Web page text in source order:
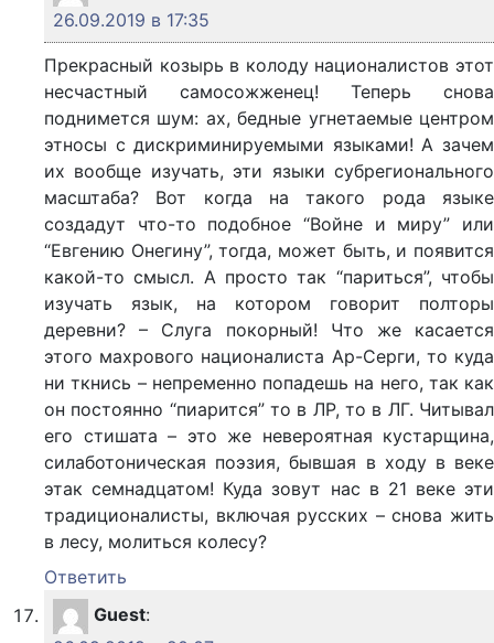
26.09.2019 в 17:35
Прекрасный козырь в колоду националистов этот
несчастный самосожженец! Теперь снова
поднимется шум: ах, бедные угнетаемые центром
этносы с дискриминируемыми языками! А зачем
их вообще изучать, эти языки субрегионального
масштаба? Вот когда на такого рода языке
создадут что-то подобное “Войне и миру” или
“Евгению Онегину”, тогда, может быть, и появится
какой-то смысл. А просто так “париться”, чтобы
изучать язык, на котором говорит полторы
деревни? – Слуга покорный! Что же касается
этого махрового националиста Ар-Серги, то куда
ни ткнись – непременно попадешь на него, так как
он постоянно “пиарится” то в ЛР, то в ЛГ. Читывал
его стишата – это же невероятная кустарщина,
силаботоническая поэзия, бывшая в ходу в веке
этак семнадцатом! Куда зовут нас в 21 веке эти
традиционалисты, включая русских – снова жить
в лесу, молиться колесу?
Ответить
Guest: